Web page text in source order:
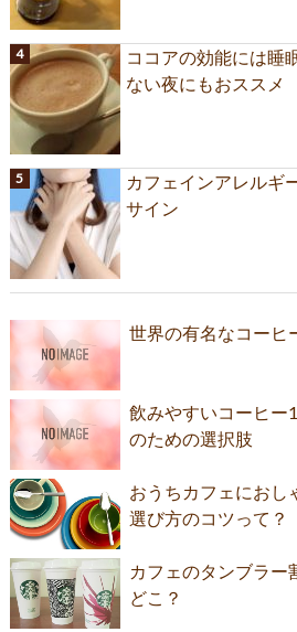
ココアの効能には睡
ない夜にもおススメ
カフェインアレルギ
サイン
世界の有名なコーヒ
飲みやすいコーヒー
のための選択肢
おうちカフェにおし
選び方のコツって？
カフェのタンブラー
どこ？